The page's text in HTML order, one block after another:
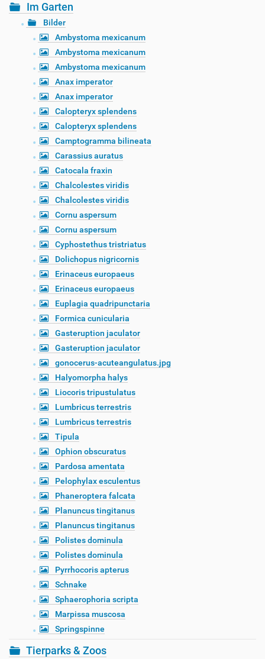
Im Garten
Bilder
Ambystoma mexicanum
Ambystoma mexicanum
Ambystoma mexicanum
Anax imperator
Anax imperator
Calopteryx splendens
Calopteryx splendens
Camptogramma bilineata
Carassius auratus
Catocala fraxin
Chalcolestes viridis
Chalcolestes viridis
Cornu aspersum
Cornu aspersum
Cyphostethus tristriatus
Dolichopus nigricornis
Erinaceus europaeus
Erinaceus europaeus
Euplagia quadripunctaria
Formica cunicularia
Gasteruption jaculator
Gasteruption jaculator
gonocerus-acuteangulatus.jpg
Halyomorpha halys
Liocoris tripustulatus
Lumbricus terrestris
Lumbricus terrestris
Tipula
Ophion obscuratus
Pardosa amentata
Pelophylax esculentus
Phaneroptera falcata
Planuncus tingitanus
Planuncus tingitanus
Polistes dominula
Polistes dominula
Pyrrhocoris apterus
Schnake
Sphaerophoria scripta
Marpissa muscosa
Springspinne
Tierparks & Zoos